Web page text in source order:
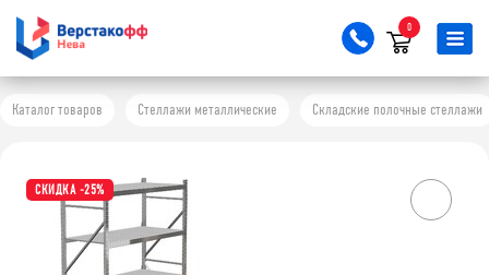
0
Каталог товаров Стеллажи металлические Складские полочные стеллажи
СКИДКА -25%